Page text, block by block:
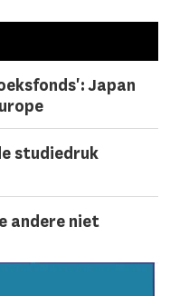
Japan
studiedruk
andere niet